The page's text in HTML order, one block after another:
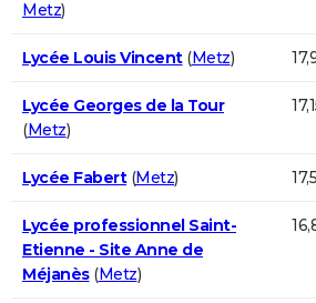
Metz)
Lycée Louis Vincent(Metz)
Lycée Georges de la Tour
(Metz)
Lycée Fabert(Metz)
Lycée professionnel Saint-
Etienne - Site Anne de
Méjanès(Metz)